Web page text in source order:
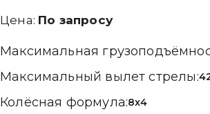
Цена: По запросу
Максимальная
Максимальный вылет стрелы
Колёсная формула 8x4